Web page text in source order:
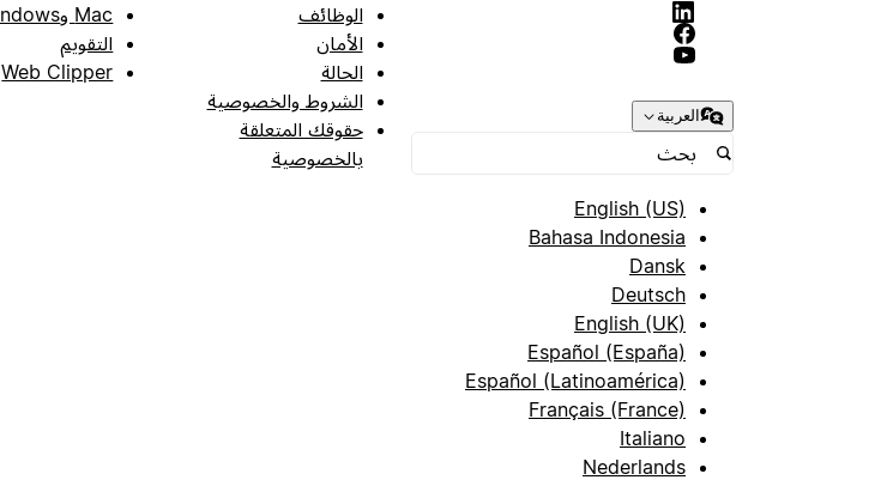
العربية
English (US)
Bahasa Indonesia
Dansk
Deutsch
English (UK)
Español (España)
Español (Latinoamérica)
Français (France)
Italiano
Nederlands
الوظائف
الأمان
الحالة
الشروط والخصوصية
حقوقك المتعلقة
بالخصوصية
Mac وWindows
التقويم
Web Clipper